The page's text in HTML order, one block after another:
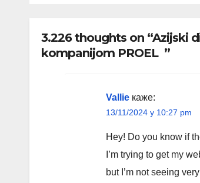
3.226 thoughts on “Azijski
kompanijom PROEL ”
Vallie каже:
13/11/2024 у 10:27 pm
Hey! Do you know if
I’m trying to get my
but I’m not seeing